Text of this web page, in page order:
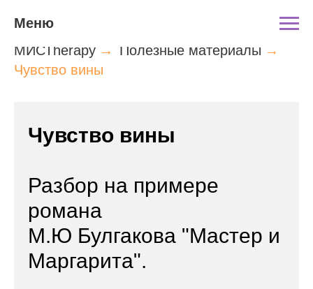
Меню
МИСТherapy → Полезные материалы →
Чувство вины
Чувство вины
Разбор на примере
романа
М.Ю Булгакова "Мастер и
Маргарита".